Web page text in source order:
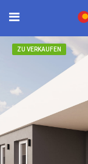
ZU VERKAUFEN